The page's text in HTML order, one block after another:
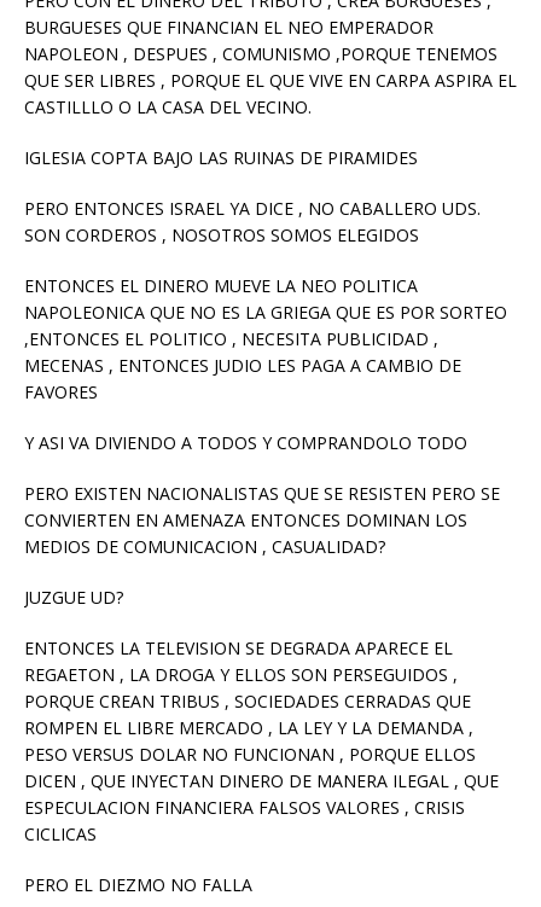
BURGUESES QUE FINANCIAN EL NEO EMPERADOR
NAPOLEON , DESPUES , COMUNISMO ,PORQUE TENEMOS
QUE SER LIBRES , PORQUE EL QUE VIVE EN CARPA ASPIRA EL
CASTILLLO O LA CASA DEL VECINO.
IGLESIA COPTA BAJO LAS RUINAS DE PIRAMIDES
PERO ENTONCES ISRAEL YA DICE , NO CABALLERO UDS.
SON CORDEROS , NOSOTROS SOMOS ELEGIDOS
ENTONCES EL DINERO MUEVE LA NEO POLITICA
NAPOLEONICA QUE NO ES LA GRIEGA QUE ES POR SORTEO
,ENTONCES EL POLITICO , NECESITA PUBLICIDAD ,
MECENAS , ENTONCES JUDIO LES PAGA A CAMBIO DE
FAVORES
Y ASI VA DIVIENDO A TODOS Y COMPRANDOLO TODO
PERO EXISTEN NACIONALISTAS QUE SE RESISTEN PERO SE
CONVIERTEN EN AMENAZA ENTONCES DOMINAN LOS
MEDIOS DE COMUNICACION , CASUALIDAD?
JUZGUE UD?
ENTONCES LA TELEVISION SE DEGRADA APARECE EL
REGAETON , LA DROGA Y ELLOS SON PERSEGUIDOS ,
PORQUE CREAN TRIBUS , SOCIEDADES CERRADAS QUE
ROMPEN EL LIBRE MERCADO , LA LEY Y LA DEMANDA ,
PESO VERSUS DOLAR NO FUNCIONAN , PORQUE ELLOS
DICEN , QUE INYECTAN DINERO DE MANERA ILEGAL , QUE
ESPECULACION FINANCIERA FALSOS VALORES , CRISIS
CICLICAS
PERO EL DIEZMO NO FALLA